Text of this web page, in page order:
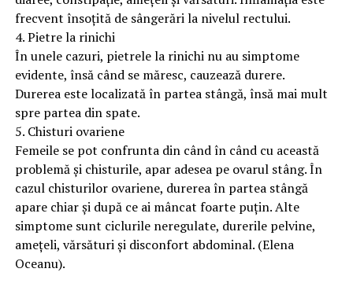
frecvent însoțită de sângerări la nivelul rectului.
4. Pietre la rinichi
În unele cazuri, pietrele la rinichi nu au simptome
evidente, însă când se măresc, cauzează durere.
Durerea este localizată în partea stângă, însă mai mult
spre partea din spate.
5. Chisturi ovariene
Femeile se pot confrunta din când în când cu această
problemă și chisturile, apar adesea pe ovarul stâng. În
cazul chisturilor ovariene, durerea în partea stângă
apare chiar și după ce ai mâncat foarte puțin. Alte
simptome sunt ciclurile neregulate, durerile pelvine,
amețeli, vărsături și disconfort abdominal. (Elena
Oceanu).